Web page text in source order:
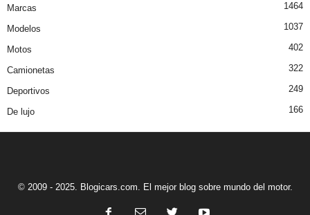
Marcas 1464
Modelos 1037
Motos 402
Camionetas 322
Deportivos 249
De lujo 166
© 2009 - 2025. Blogicars.com. El mejor blog sobre mundo del motor.